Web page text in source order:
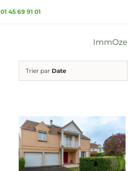
01 45 69 91 01
Trier par Date